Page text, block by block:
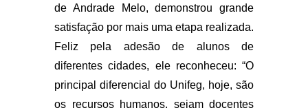
de Andrade Melo, demonstrou grande
satisfação por mais uma etapa realizada.
Feliz pela adesão de alunos de
diferentes cidades, ele reconheceu: “O
principal diferencial do Unifeg, hoje, são
os recursos humanos, sejam docentes